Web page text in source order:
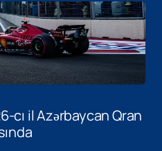
cı il Azərbaycan Qran